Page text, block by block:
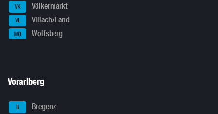
VK Völkermarkt
VL Villach/Land
WO Wolfsberg
Vorarlberg
B Bregenz